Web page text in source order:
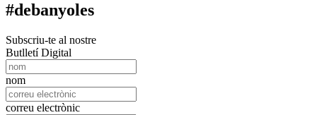
#debanyoles
Subscriu-te al nostre
Butlletí Digital
nom
correu electrònic